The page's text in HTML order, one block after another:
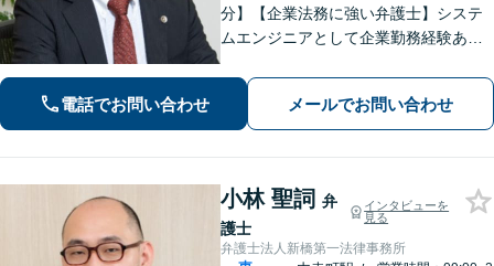
分】【企業法務に強い弁護士】システ
ムエンジニアとして企業勤務経験あ
事故】保険会社側として弁護経験があ
り、それを生かした交渉や訴訟に強み
があります【オンライン面談可】
電話でお問い合わせ メールでお問い合わせ
小林 聖詞 弁
護士
インタビューを
見る
弁護士法人新橋第一法律事務所